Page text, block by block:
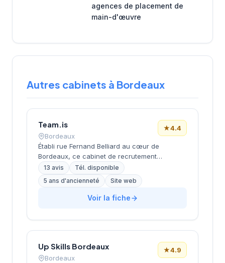
agences de placement de
main-d'œuvre
Autres cabinets à Bordeaux
Team.is
Bordeaux
★4.4
Établi rue Fernand Belliard au cœur de
Bordeaux, ce cabinet de recrutement
développe ses activités de conseil en
ressources humaines sous la direction de
Zinet Chetreff. La structure propose un
accompagnement personnalisé aux
connaissance approfondie du marché de
l'emploi aquitain. Les retours clients affichent
13 avis
Tél. disponible
5 ans d'ancienneté
Site web
Voir la fiche
Up Skills Bordeaux
Bordeaux
★4.9